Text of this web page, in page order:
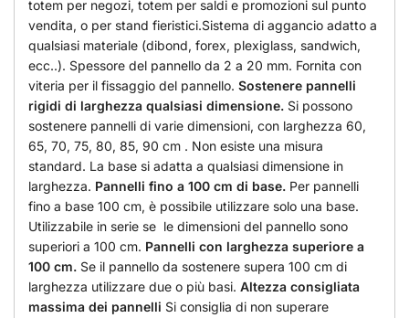
totem per negozi, totem per saldi e promozioni sul punto
vendita, o per stand fieristici.Sistema di aggancio adatto a
qualsiasi materiale (dibond, forex, plexiglass, sandwich,
ecc..). Spessore del pannello da 2 a 20 mm. Fornita con
viteria per il fissaggio del pannello. Sostenere pannelli
rigidi di larghezza qualsiasi dimensione. Si possono
sostenere pannelli di varie dimensioni, con larghezza 60,
65, 70, 75, 80, 85, 90 cm . Non esiste una misura
standard. La base si adatta a qualsiasi dimensione in
larghezza. Pannelli fino a 100 cm di base. Per pannelli
fino a base 100 cm, è possibile utilizzare solo una base.
Utilizzabile in serie se le dimensioni del pannello sono
superiori a 100 cm. Pannelli con larghezza superiore a
100 cm. Se il pannello da sostenere supera 100 cm di
larghezza utilizzare due o più basi. Altezza consigliata
massima dei pannelli Si consiglia di non superare